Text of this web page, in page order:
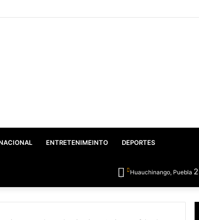
ENTRETENIMEINTO DEPORTES
Huauchinango, Puebla